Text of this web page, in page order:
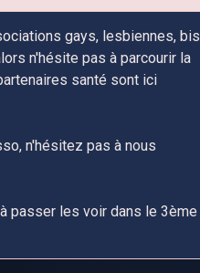
gays, lesbiennes, bis
n'hésite pas à parcourir la
santé sont ici
n'hésitez pas à nous
passer les voir dans le 3ème